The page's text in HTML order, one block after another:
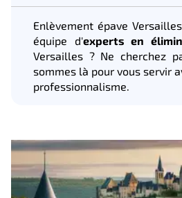
Enlèvement épave
équipe d'experts en
Versailles ? Ne cherchez
sommes là pour vous servir
professionnalisme.